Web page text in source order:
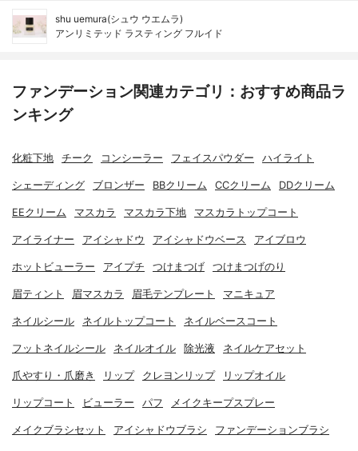
shu uemura(シュウ ウエムラ)
アンリミテッド ラスティング フルイド
ファンデーション関連カテゴリ：おすすめ商品ラ
ンキング
化粧下地 チーク コンシーラー フェイスパウダー ハイライト
シェーディング ブロンザー BBクリーム CCクリーム DDクリーム
EEクリーム マスカラ マスカラ下地 マスカラトップコート
アイライナー アイシャドウ アイシャドウベース アイブロウ
ホットビューラー アイプチ つけまつげ つけまつげのり
眉ティント 眉マスカラ 眉毛テンプレート マニキュア
ネイルシール ネイルトップコート ネイルベースコート
フットネイルシール ネイルオイル 除光液 ネイルケアセット
爪やすり・爪磨き リップ クレヨンリップ リップオイル
リップコート ビューラー パフ メイクキープスプレー
メイクブラシセット アイシャドウブラシ ファンデーションブラシ